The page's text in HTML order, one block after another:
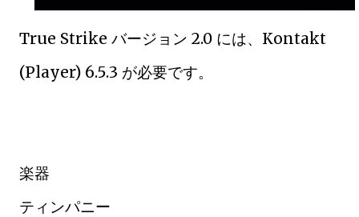
True Strike バージョン 2.0 には、Kontakt
(Player) 6.5.3 が必要です。
楽器
ティンパニー